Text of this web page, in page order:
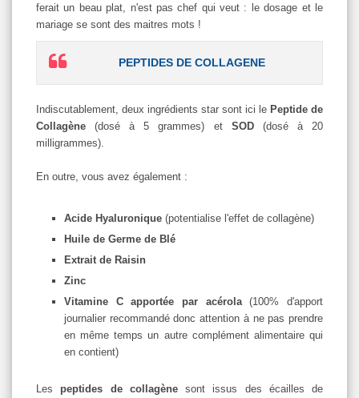
ferait un beau plat, n'est pas chef qui veut : le dosage et le
mariage se sont des maitres mots !
PEPTIDES DE COLLAGENE
Indiscutablement, deux ingrédients star sont ici le Peptide de
Collagène (dosé à 5 grammes) et SOD(dosé à 20
milligrammes).
En outre, vous avez également :
Acide Hyaluronique (potentialise l'effet de collagène)
Huile de Germe de Blé
Extrait de Raisin
Zinc
Vitamine C apportée par acérola(100% d'apport
journalier recommandé donc attention à ne pas prendre
en même temps un autre complément alimentaire qui
en contient)
Les peptides de collagènesont issus des écailles de